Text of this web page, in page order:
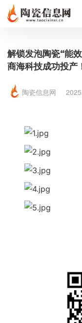
解锁发泡陶瓷“能
商海科技成功投产
陶瓷信息网